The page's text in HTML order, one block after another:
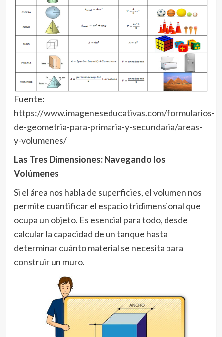
Fuente:
https://www.imageneseducativas.com/formularios-
de-geometria-para-primaria-y-secundaria/areas-
y-volumenes/
Las Tres Dimensiones: Navegando los
Volúmenes
Si el área nos habla de superficies, el volumen nos
permite cuantificar el espacio tridimensional que
ocupa un objeto. Es esencial para todo, desde
calcular la capacidad de un tanque hasta
determinar cuánto material se necesita para
construir un muro.